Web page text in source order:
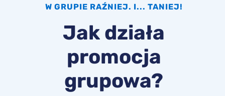
W GRUPIE RAŹNIEJ. I... TANIEJ!
Jak działa
promocja
grupowa?